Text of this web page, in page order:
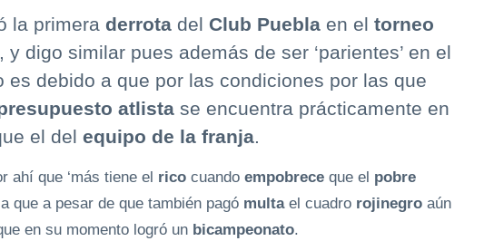
la primera derrota del Club Puebla en el torneo
, y digo similar pues además de ser ‘parientes’ en el
es debido a que por las condiciones por las que
atlista se encuentra prácticamente en
el del equipo de la franja.
ahí que ‘más tiene el rico cuando empobrece que el pobre
que a pesar de que también pagó multael cuadro rojinegro aún
en su momento logró un bicampeonato.